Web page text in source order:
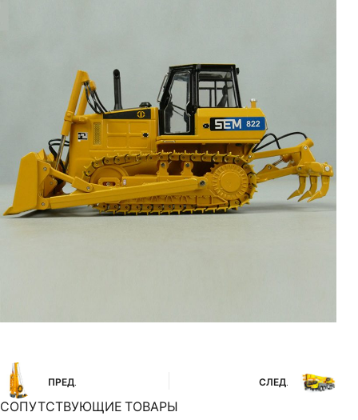
ПРЕД. СЛЕД.
СОПУТСТВУЮЩИЕ ТОВАРЫ